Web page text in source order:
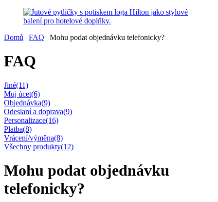
Domů | FAQ | Mohu podat objednávku telefonicky?
FAQ
Jiné(11)
Muj úcet(6)
Objednávka(9)
Odeslaní a doprava(9)
Personalizace(16)
Platba(8)
Vrácení/výměna(8)
Všechny produkty(12)
Mohu podat objednávku
telefonicky?